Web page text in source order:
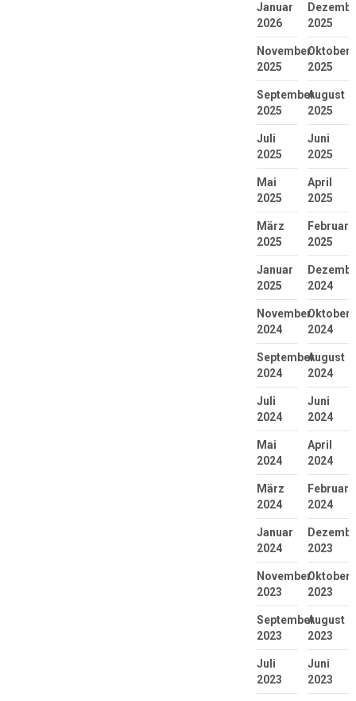
Januar
2026
2025
November
2025
Oktober
2025
September
2025
August
2025
Juli
2025
Juni
2025
Mai
2025
April
2025
März
2025
Februar
2025
Januar
2025
2024
November
2024
Oktober
2024
September
2024
August
2024
Juli
2024
Juni
2024
Mai
2024
April
2024
März
2024
Februar
2024
Januar
2024
2023
November
2023
Oktober
2023
September
2023
August
2023
Juli
2023
Juni
2023